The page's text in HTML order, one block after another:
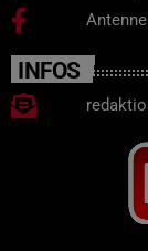
INFOS